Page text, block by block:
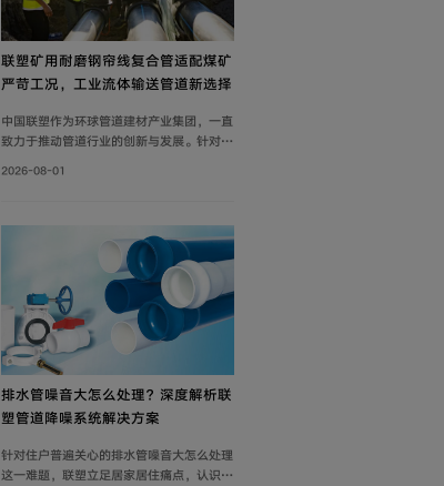
联塑矿用耐磨钢帘线复合管适配煤矿
严苛工况，工业流体输送管道新选择
中国联塑作为环球管道建材产业集团，一直
致力于推动管道行业的创新与发展。针对矿
域，为解决煤矿井下钢制管道腐蚀严重、维
由耐磨层、聚乙烯内管层、钢帘线增强层、
聚乙烯外管层复合而成。
2026-08-01
排水管噪音大怎么处理？深度解析联
塑管道降噪系统解决方案
针对住户普遍关心的排水管噪音大怎么处理
这一难题，联塑立足居家居住痛点，认识到